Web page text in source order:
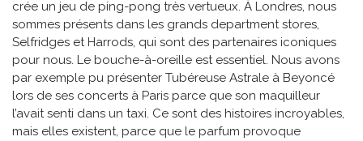
crée un jeu de ping-pong très vertueux. À Londres, nous
sommes présents dans les grands department stores,
Selfridges et Harrods, qui sont des partenaires iconiques
pour nous. Le bouche-à-oreille est essentiel. Nous avons
par exemple pu présenter Tubéreuse Astrale à Beyoncé
lors de ses concerts à Paris parce que son maquilleur
l’avait senti dans un taxi. Ce sont des histoires incroyables,
mais elles existent, parce que le parfum provoque